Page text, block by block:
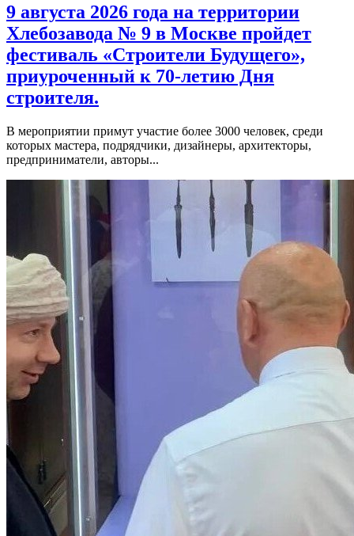
9 августа 2026 года на территории
Хлебозавода № 9 в Москве пройдет
фестиваль «Строители Будущего»,
приуроченный к 70-летию Дня
строителя.
В мероприятии примут участие более 3000 человек, среди
которых мастера, подрядчики, дизайнеры, архитекторы,
предприниматели, авторы...